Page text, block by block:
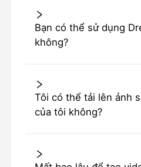
Bạn có thể sử dụng
không?
Tôi có thể tải lên ảnh
của tôi không?